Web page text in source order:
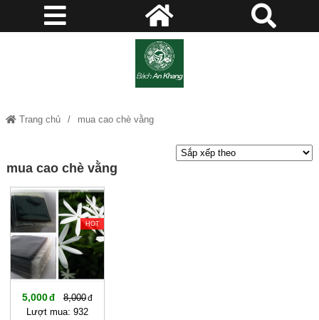
Trang chủ mua cao chè vằng
mua cao chè vằng
-37%
HOT
5,000
8,000
Lượt mua: 932